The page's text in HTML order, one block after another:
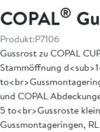
COPAL®
Produkt:P7106
Gussrost zu COPAL
Stammöffnung
und COPAL
5 to<br>Gussroste
Gussmontageringen,